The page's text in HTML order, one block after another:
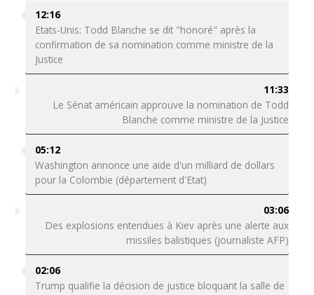
12:16
Etats-Unis: Todd Blanche se dit "honoré" après la
confirmation de sa nomination comme ministre de la
Justice
11:33
Le Sénat américain approuve la nomination de Todd
Blanche comme ministre de la Justice
05:12
Washington annonce une aide d'un milliard de dollars
pour la Colombie (département d'Etat)
03:06
Des explosions entendues à Kiev après une alerte aux
missiles balistiques (journaliste AFP)
02:06
Trump qualifie la décision de justice bloquant la salle de